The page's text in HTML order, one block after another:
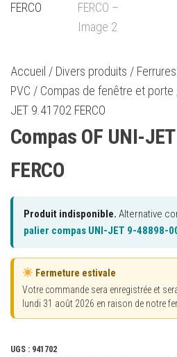
Accueil / Divers produits /
PVC / Compas de fenêtre et porte
JET 9.41702 FERCO
Compas OF UNI-
FERCO
Produit indisponible. Alternative
palier compas UNI-JET 9-48898-
Fermeture estivale
Votre commande sera enregistrée et
lundi 31 août 2026 en raison de notre
UGS : 941702